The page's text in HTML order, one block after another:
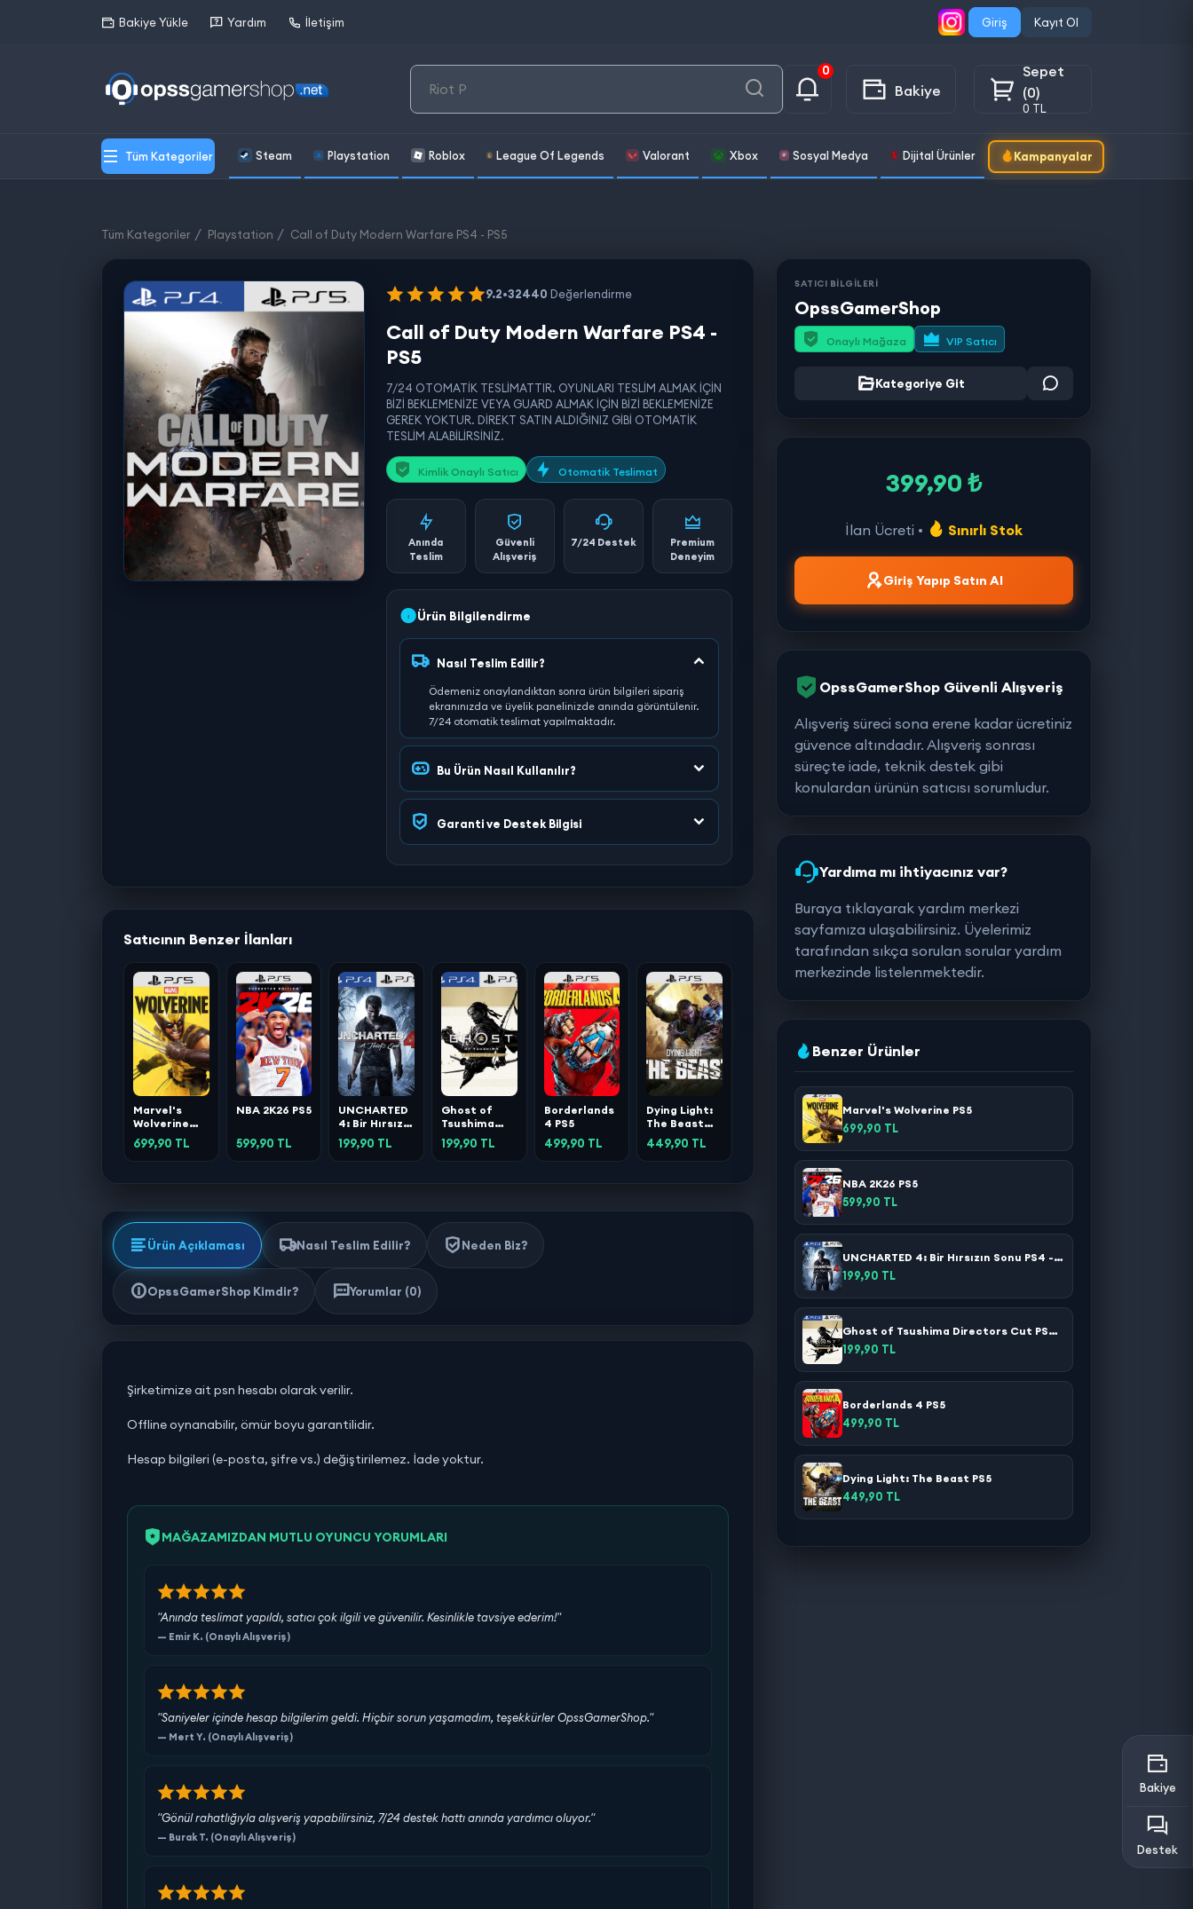
Bakiye Yükle Yardım İletişim Giriş Kayıt Ol
0
Bakiye
Sepet
(0)
0 TL
Tüm Kategoriler Steam Playstation Roblox League Of Legends Valorant Xbox Sosyal Medya Dijital Ürünler Kampanyalar
Bakiye
Destek
Tüm Kategoriler Playstation Call of Duty Modern Warfare PS4 - PS5
9.2•32440 Değerlendirme
Call of Duty Modern Warfare PS4 -
PS5
7/24 OTOMATİK TESLİMATTIR. OYUNLARI TESLİM ALMAK İÇİN
BİZİ BEKLEMENİZE VEYA GUARD ALMAK İÇİN BİZİ BEKLEMENİZE
GEREK YOKTUR. DİREKT SATIN ALDIĞINIZ GİBİ OTOMATİK
TESLİM ALABİLİRSİNİZ.
Kimlik Onaylı Satıcı Otomatik Teslimat
Anında
Teslim
Güvenli
Alışveriş
7/24 Destek
Premium
Deneyim
Ürün Bilgilendirme
Nasıl Teslim Edilir?
Ödemeniz onaylandıktan sonra ürün bilgileri sipariş
ekranınızda ve üyelik panelinizde anında görüntülenir.
7/24 otomatik teslimat yapılmaktadır.
Bu Ürün Nasıl Kullanılır?
Garanti ve Destek Bilgisi
Satıcının Benzer İlanları
Marvel's
Wolverine
PS5
699,90 TL
NBA 2K26 PS5
599,90 TL
UNCHARTED
4: Bir Hırsızın
Sonu PS4 -
PS5
199,90 TL
Ghost of
Tsushima
Directors
Cut PS4 -
199,90 TL
Borderlands
4 PS5
499,90 TL
Dying Light:
The Beast
PS5
449,90 TL
Ürün Açıklaması Nasıl Teslim Edilir? Neden Biz?
OpssGamerShop Kimdir? Yorumlar (0)
Şirketimize ait psn hesabı olarak verilir.
Offline oynanabilir, ömür boyu garantilidir.
Hesap bilgileri (e-posta, şifre vs.) değiştirilemez. İade yoktur.
MAĞAZAMIZDAN MUTLU OYUNCU YORUMLARI
"Anında teslimat yapıldı, satıcı çok ilgili ve güvenilir. Kesinlikle tavsiye ederim!"
— Emir K. (Onaylı Alışveriş)
"Saniyeler içinde hesap bilgilerim geldi. Hiçbir sorun yaşamadım, teşekkürler OpssGamerShop."
— Mert Y. (Onaylı Alışveriş)
"Gönül rahatlığıyla alışveriş yapabilirsiniz, 7/24 destek hattı anında yardımcı oluyor."
— Burak T. (Onaylı Alışveriş)
SATICI BİLGİLERİ
OpssGamerShop
Onaylı Mağaza VIP Satıcı
Kategoriye Git
399,90 ₺
İlan Ücreti • Sınırlı Stok
Giriş Yapıp Satın Al
OpssGamerShop Güvenli Alışveriş
Alışveriş süreci sona erene kadar ücretiniz
güvence altındadır. Alışveriş sonrası
süreçte iade, teknik destek gibi
konulardan ürünün satıcısı sorumludur.
Yardıma mı ihtiyacınız var?
Buraya tıklayarak yardım merkezi
sayfamıza ulaşabilirsiniz. Üyelerimiz
tarafından sıkça sorulan sorular yardım
merkezinde listelenmektedir.
Benzer Ürünler
Marvel's Wolverine PS5
699,90 TL
NBA 2K26 PS5
599,90 TL
UNCHARTED 4: Bir Hırsızın Sonu PS4 - PS5
199,90 TL
Ghost of Tsushima Directors Cut PS4 - PS5
199,90 TL
Borderlands 4 PS5
499,90 TL
Dying Light: The Beast PS5
449,90 TL